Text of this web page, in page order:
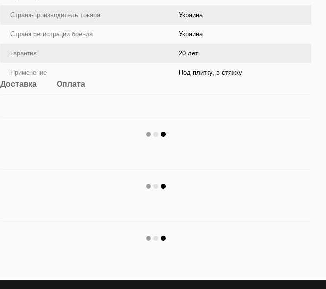
Страна-производитель товара Украина
Страна регистрации бренда Украина
Гарантия 20 лет
Применение Под плитку, в стяжку
Доставка Оплата